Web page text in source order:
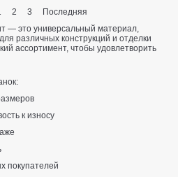
2 3
Последняя
— это универсальный материал,
различных конструкций и отделки
ассортимент, чтобы удовлетворить
к износу
покупателей